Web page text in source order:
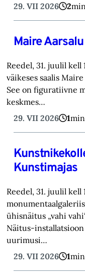
29. VII 2026
2
Maire
Reedel, 31. juulil kell
väikeses saalis
See on figuratiivne
keskmes…
29. VII 2026
1
Kunstimajas
Reedel, 31. juulil kell
ühisnäitus „vahi
Näitus-
uurimusi…
29. VII 2026
1